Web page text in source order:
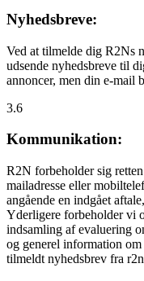
Nyhedsbreve:
Ved at tilmelde dig R2Ns
udsende nyhedsbreve til
annoncer, men din e-mail
3.6
Kommunikation:
R2N forbeholder sig
mailadresse eller
angående en indgået
Yderligere forbeholder vi
indsamling af evaluering
og generel information
tilmeldt nyhedsbrev fra